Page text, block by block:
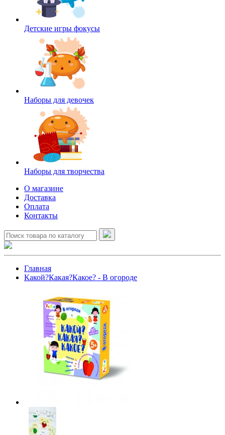
Детские игры фокусы
Наборы для девочек
Наборы для творчества
О магазине
Доставка
Оплата
Контакты
Главная
Какой?Какая?Какое? - В огороде